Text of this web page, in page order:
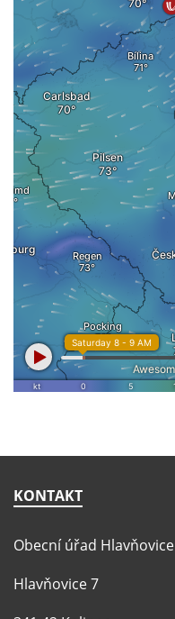
KONTAKT
Obecní úřad Hlavňovice
Hlavňovice 7